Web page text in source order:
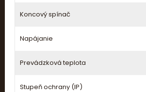
Koncový spínač
Napájanie
Prevádzková teplota
Stupeň ochrany (IP)